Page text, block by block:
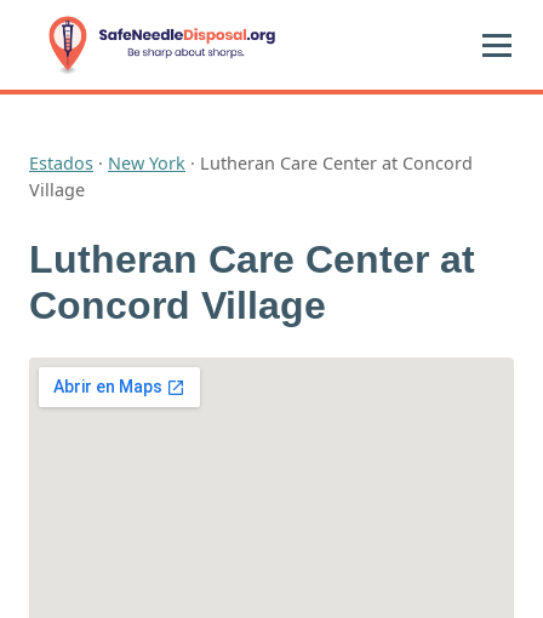
Estados · New York · Lutheran Care Center at Concord
Village
Lutheran Care Center at
Concord Village